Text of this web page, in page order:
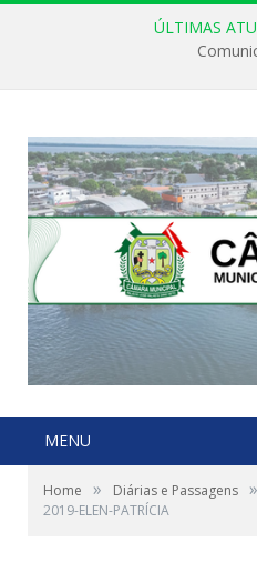
ÚLTIMAS
MENU
Home » Diárias e Passagens »
2019-ELEN-PATRÍCIA